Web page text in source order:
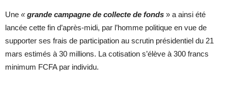
Une «grande campagne de collecte de fonds » a ainsi été
lancée cette fin d’après-midi, par l’homme politique en vue de
supporter ses frais de participation au scrutin présidentiel du 21
mars estimés à 30 millions. La cotisation s’élève à 300 francs
minimum FCFA par individu.